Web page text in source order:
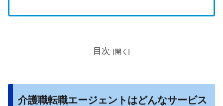
目次
介護職転職エージェントはどんなサービス